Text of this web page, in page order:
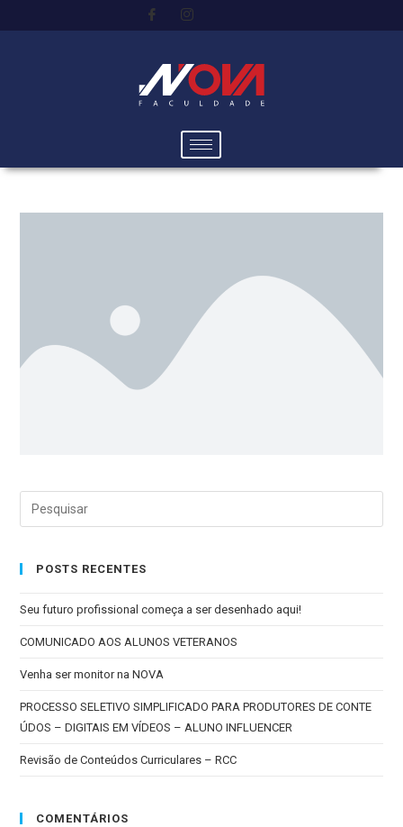
POSTS RECENTES
Seu futuro profissional começa a ser desenhado aqui!
COMUNICADO AOS ALUNOS VETERANOS
Venha ser monitor na NOVA
PROCESSO SELETIVO SIMPLIFICADO PARA PRODUTORES DE CONTE
ÚDOS – DIGITAIS EM VÍDEOS – ALUNO INFLUENCER
Revisão de Conteúdos Curriculares – RCC
COMENTÁRIOS